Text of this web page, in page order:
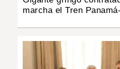
INSÓLITAS
marcha el Tren